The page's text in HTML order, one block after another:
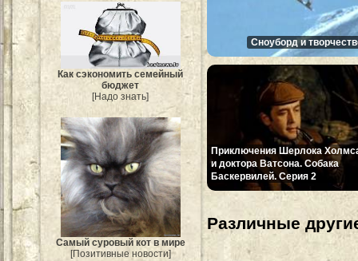
Как сэкономить семейный
бюджет
[Надо знать]
Самый суровый кот в мире
[Позитивные новости]
Сноуборд и
Приключения Шерлока
и доктора Ватсона. Собака
Баскервилей. Серия 2
Различные